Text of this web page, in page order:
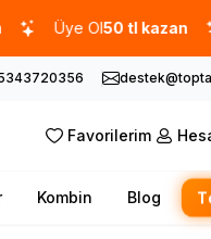
Üye Ol50 tl kazan
Favorilerim
Kombin Blog